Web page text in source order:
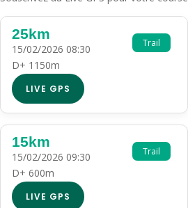
Trail
25km
15/02/2026 08:30
D+ 1150m
LIVE GPS
Trail
15km
15/02/2026 09:30
D+ 600m
LIVE GPS